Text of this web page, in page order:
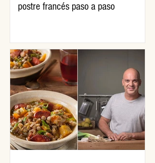
postre francés paso a paso